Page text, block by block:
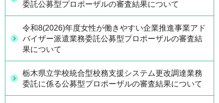
委託公募型プロポーザルの審査結果について
令和8(2026)年度女性が働きやすい企業推進事業アド
バイザー派遣業務委託公募型プロポーザルの審査結
果について
栃木県立学校統合型校務支援システム更改調達業務
委託に係る公募型プロポーザルの審査結果について